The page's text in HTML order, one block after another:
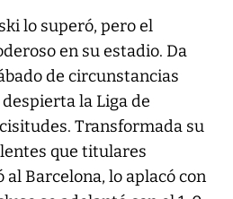
lo superó, pero el
en su estadio. Da
de circunstancias
la Liga de
Transformada su
que titulares
Barcelona, lo aplacó con